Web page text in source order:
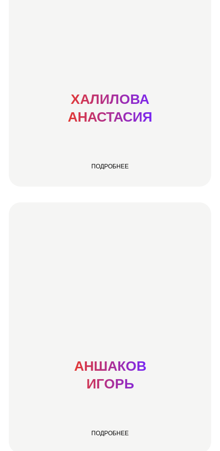
ХАЛИЛОВА
АНАСТАСИЯ
ПОДРОБНЕЕ
АНШАКОВ
ИГОРЬ
ПОДРОБНЕЕ